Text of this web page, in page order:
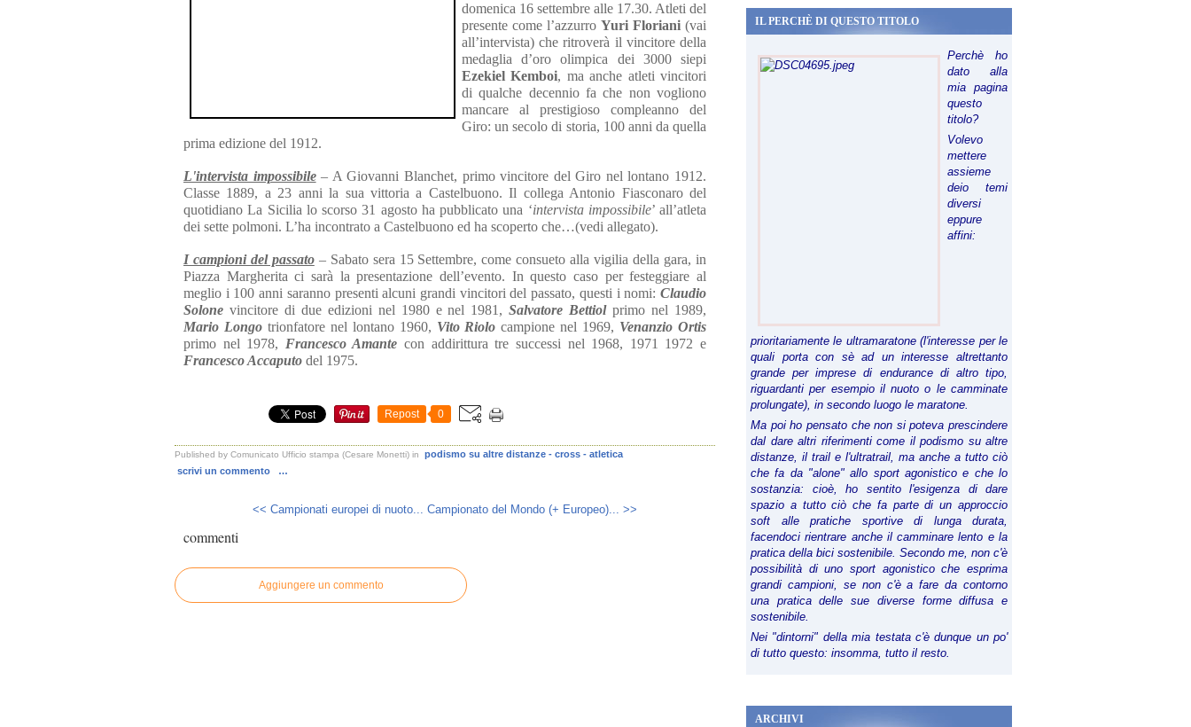
domenica 16 settembre alle 17.30. Atleti del
presente come l’azzurro Yuri Floriani (vai
all’intervista) che ritroverà il vincitore della
medaglia d’oro olimpica dei 3000 siepi
Ezekiel Kemboi, ma anche atleti vincitori
di qualche decennio fa che non vogliono
mancare al prestigioso compleanno del
Giro: un secolo di storia, 100 anni da quella
prima edizione del 1912.
L'intervista impossibile– A Giovanni Blanchet, primo vincitore del Giro nel lontano 1912.
Classe 1889, a 23 anni la sua vittoria a Castelbuono. Il collega Antonio Fiasconaro del
quotidiano La Sicilia lo scorso 31 agosto ha pubblicato una ‘intervista impossibile’ all’atleta
dei sette polmoni. L’ha incontrato a Castelbuono ed ha scoperto che…(vedi allegato).
I campioni del passato – Sabato sera 15 Settembre, come consueto alla vigilia della gara, in
Piazza Margherita ci sarà la presentazione dell’evento. In questo caso per festeggiare al
meglio i 100 anni saranno presenti alcuni grandi vincitori del passato, questi i nomi: Claudio
Solone vincitore di due edizioni nel 1980 e nel 1981,Salvatore Bettiolprimo nel 1989,
Mario Longotrionfatore nel lontano 1960, Vito Riolo campione nel 1969, Venanzio Ortis
primo nel 1978, Francesco Amante con addirittura tre successi nel 1968, 1971 1972 e
Francesco Accaputo del 1975.
Repost 0
Published by Comunicato Ufficio stampa (Cesare Monetti) in
podismo su altre distanze - cross - atletica
scrivi un commento
…
<< Campionati europei di nuoto... Campionato del Mondo (+ Europeo)... >>
commenti
Aggiungere un commento
IL PERCHÈ DI QUESTO TITOLO
Perchè ho
dato alla
mia pagina
questo
titolo?
Volevo
mettere
assieme
deio temi
diversi
eppure
affini:
prioritariamente le ultramaratone (l'interesse per le
quali porta con sè ad un interesse altrettanto
grande per imprese di endurance di altro tipo,
riguardanti per esempio il nuoto o le camminate
prolungate), in secondo luogo le maratone.
Ma poi ho pensato che non si poteva prescindere
dal dare altri riferimenti come il podismo su altre
distanze, il trail e l'ultratrail, ma anche a tutto ciò
che fa da "alone" allo sport agonistico e che lo
sostanzia: cioè, ho sentito l'esigenza di dare
spazio a tutto ciò che fa parte di un approccio
soft alle pratiche sportive di lunga durata,
facendoci rientrare anche il camminare lento e la
pratica della bici sostenibile. Secondo me, non c'è
possibilità di uno sport agonistico che esprima
grandi campioni, se non c'è a fare da contorno
una pratica delle sue diverse forme diffusa e
sostenibile.
Nei "dintorni" della mia testata c'è dunque un po'
di tutto questo: insomma, tutto il resto.
ARCHIVI